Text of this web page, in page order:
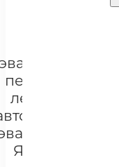
и
перевозки
легковых
Ясенево